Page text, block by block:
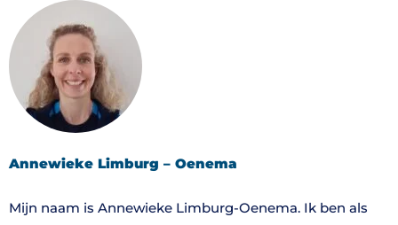
Annewieke Limburg – Oenema
Mijn naam is Annewieke Limburg-Oenema. Ik ben als